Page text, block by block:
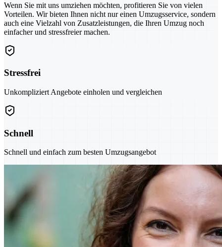
Wenn Sie mit uns umziehen möchten, profitieren Sie von vielen
Vorteilen. Wir bieten Ihnen nicht nur einen Umzugsservice, sondern
auch eine Vielzahl von Zusatzleistungen, die Ihren Umzug noch
einfacher und stressfreier machen.
Stressfrei
Unkompliziert Angebote einholen und vergleichen
Schnell
Schnell und einfach zum besten Umzugsangebot